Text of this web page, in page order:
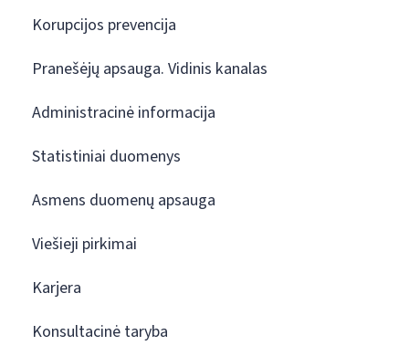
Korupcijos prevencija
Pranešėjų apsauga. Vidinis kanalas
Administracinė informacija
Statistiniai duomenys
Asmens duomenų apsauga
Viešieji pirkimai
Karjera
Konsultacinė taryba